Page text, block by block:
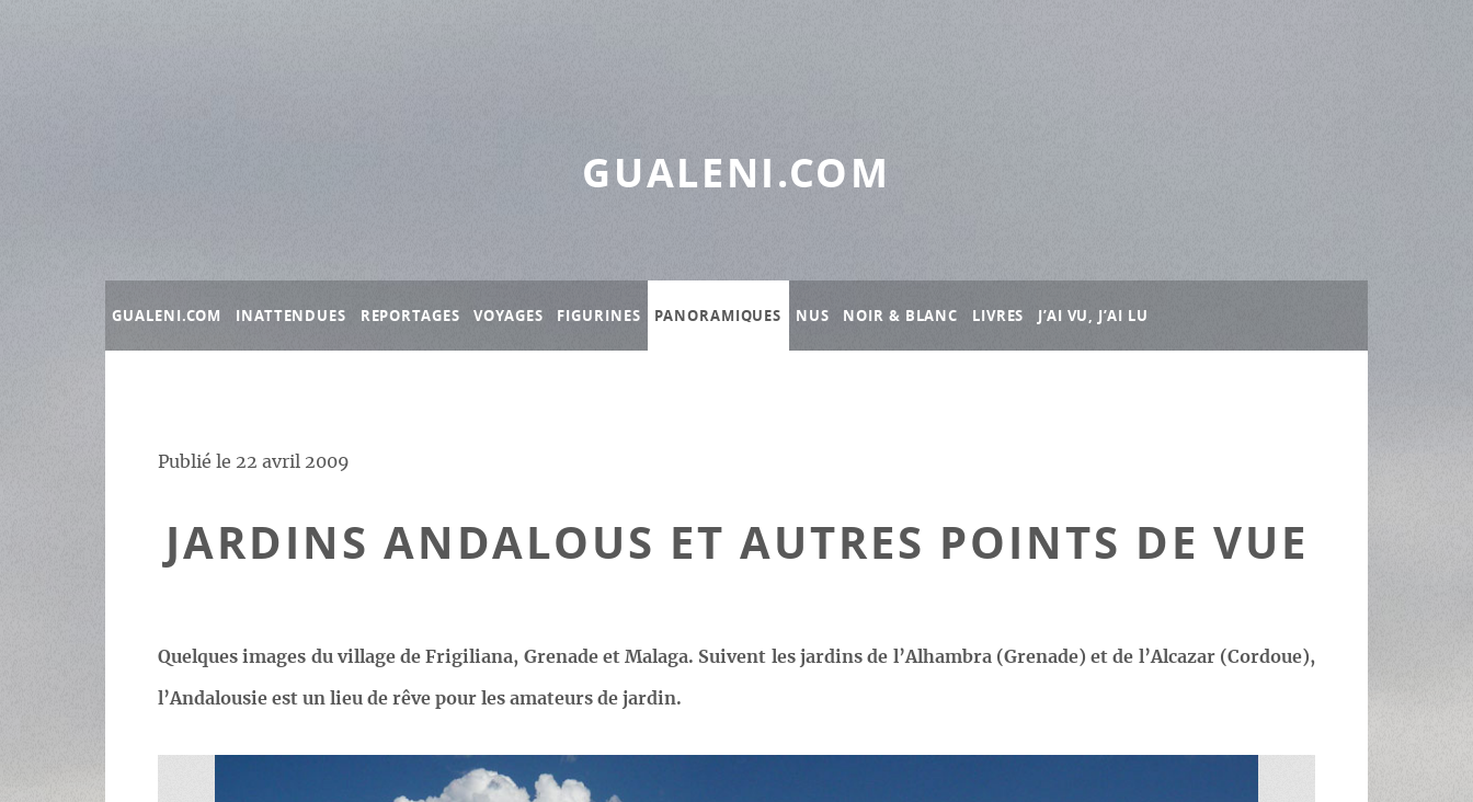
GUALENI.COM
GUALENI.COM INATTENDUES REPORTAGES VOYAGES FIGURINES PANORAMIQUES NUS NOIR & BLANC LIVRES J’AI VU, J’AI LU
Publié le 22 avril 2009
JARDINS ANDALOUS ET AUTRES POINTS DE VUE
Quelques images du village de Frigiliana, Grenade et Malaga. Suivent les jardins de l’Alhambra (Grenade) et de l’Alcazar (Cordoue),
l’Andalousie est un lieu de rêve pour les amateurs de jardin.